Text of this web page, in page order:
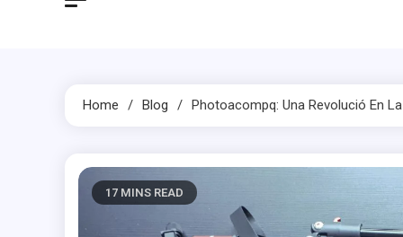
Home Blog Photoacompq: Una Revolució En
17 MINS READ